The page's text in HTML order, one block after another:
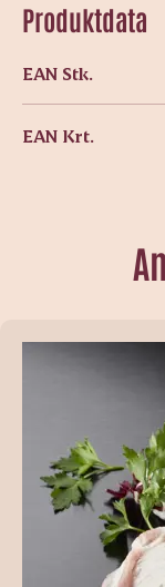
Produktdata
EAN Stk.
EAN Krt.